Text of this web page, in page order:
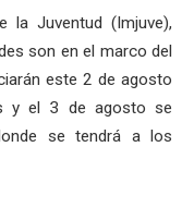
la Juventud (Imjuve),
son en el marco del
este 2 de agosto
y el 3 de agosto se
se tendrá a los